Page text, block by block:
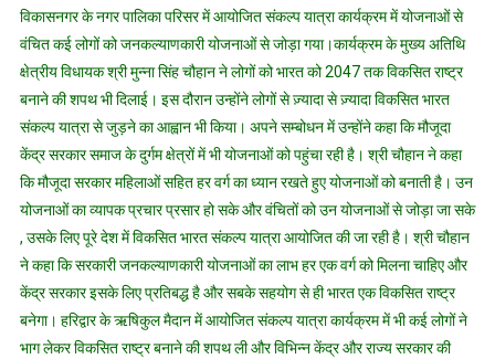
चौहान
विकासनगर के नगर पालिका परिसर में आयोजित संकल्प यात्रा कार्यक्रम में योजनाओं से
वंचित कई लोगों को जनकल्याणकारी योजनाओं से जोड़ा गया।कार्यक्रम के मुख्य अतिथि
क्षेत्रीय विधायक श्री मुन्ना सिंह चौहान ने लोगों को भारत को 2047 तक विकसित राष्ट्र
बनाने की शपथ भी दिलाई। इस दौरान उन्होंने लोगों से ज़्यादा से ज़्यादा विकसित भारत
संकल्प यात्रा से जुड़ने का आह्वान भी किया। अपने सम्बोधन में उन्होंने कहा कि मौजूदा
केंद्र सरकार समाज के दुर्गम क्षेत्रों में भी योजनाओं को पहुंचा रही है। श्री चौहान ने कहा
कि मौजूदा सरकार महिलाओं सहित हर वर्ग का ध्यान रखते हुए योजनाओं को बनाती है। उन
योजनाओं का व्यापक प्रचार प्रसार हो सके और वंचितों को उन योजनाओं से जोड़ा जा सके
, उसके लिए पूरे देश में विकसित भारत संकल्प यात्रा आयोजित की जा रही है। श्री चौहान
ने कहा कि सरकारी जनकल्याणकारी योजनाओं का लाभ हर एक वर्ग को मिलना चाहिए और
केंद्र सरकार इसके लिए प्रतिबद्ध है और सबके सहयोग से ही भारत एक विकसित राष्ट्र
बनेगा। हरिद्वार के ऋषिकुल मैदान में आयोजित संकल्प यात्रा कार्यक्रम में भी कई लोगों ने
भाग लेकर विकसित राष्ट्र बनाने की शपथ ली और विभिन्न केंद्र और राज्य सरकार की